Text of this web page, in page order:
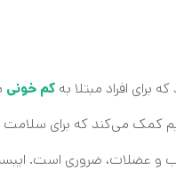
افراد مبتلا به کم‌ خونی
کمک می‌کند که برای
و عضلات، ضروری است.